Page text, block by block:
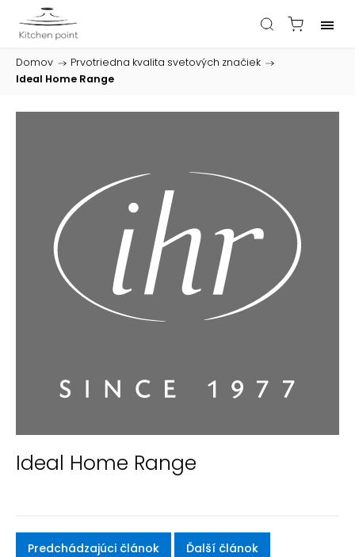
Domov / Prvotriedna kvalita svetových značiek /
Ideal Home Range
Ideal Home Range
Predchádzajúci článok Ďalší článok